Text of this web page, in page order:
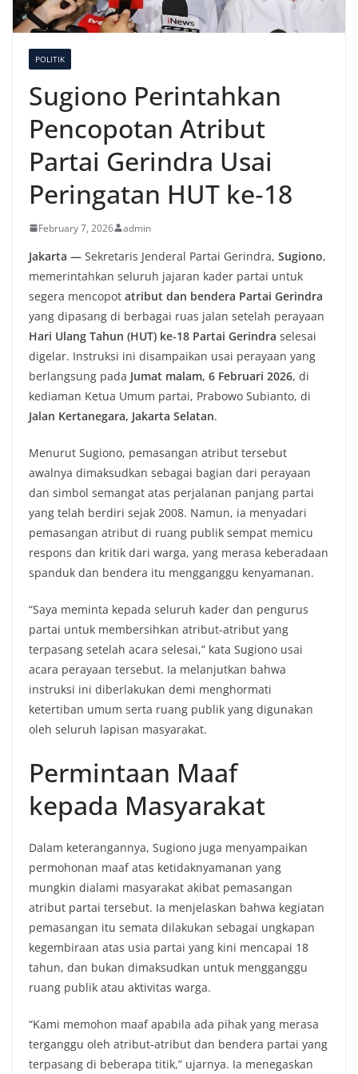
POLITIK
Sugiono Perintahkan
Pencopotan Atribut
Partai Gerindra Usai
Peringatan HUT ke‑18
February 7, 2026 admin
Jakarta — Sekretaris Jenderal Partai Gerindra, Sugiono,
memerintahkan seluruh jajaran kader partai untuk
segera mencopot atribut dan bendera Partai Gerindra
yang dipasang di berbagai ruas jalan setelah perayaan
Hari Ulang Tahun (HUT) ke‑18 Partai Gerindra selesai
digelar. Instruksi ini disampaikan usai perayaan yang
berlangsung pada Jumat malam, 6 Februari 2026, di
kediaman Ketua Umum partai, Prabowo Subianto, di
Jalan Kertanegara, Jakarta Selatan.
Menurut Sugiono, pemasangan atribut tersebut
awalnya dimaksudkan sebagai bagian dari perayaan
dan simbol semangat atas perjalanan panjang partai
yang telah berdiri sejak 2008. Namun, ia menyadari
pemasangan atribut di ruang publik sempat memicu
respons dan kritik dari warga, yang merasa keberadaan
spanduk dan bendera itu mengganggu kenyamanan.
“Saya meminta kepada seluruh kader dan pengurus
partai untuk membersihkan atribut‑atribut yang
terpasang setelah acara selesai,” kata Sugiono usai
acara perayaan tersebut. Ia melanjutkan bahwa
instruksi ini diberlakukan demi menghormati
ketertiban umum serta ruang publik yang digunakan
oleh seluruh lapisan masyarakat.
Permintaan Maaf
kepada Masyarakat
Dalam keterangannya, Sugiono juga menyampaikan
permohonan maaf atas ketidaknyamanan yang
mungkin dialami masyarakat akibat pemasangan
atribut partai tersebut. Ia menjelaskan bahwa kegiatan
pemasangan itu semata dilakukan sebagai ungkapan
kegembiraan atas usia partai yang kini mencapai 18
tahun, dan bukan dimaksudkan untuk mengganggu
ruang publik atau aktivitas warga.
“Kami memohon maaf apabila ada pihak yang merasa
terganggu oleh atribut‑atribut dan bendera partai yang
terpasang di beberapa titik,” ujarnya. Ia menegaskan